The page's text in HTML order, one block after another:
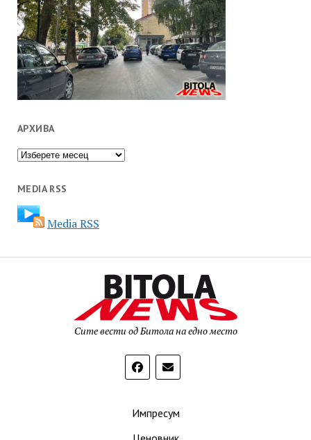
АРХИВА
Архива
MEDIA RSS
Media RSS
Сите вести од Битола на едно место
Импресум